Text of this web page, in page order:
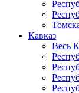
Кавказ
Весь